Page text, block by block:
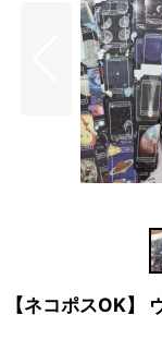
【ネコポスOK